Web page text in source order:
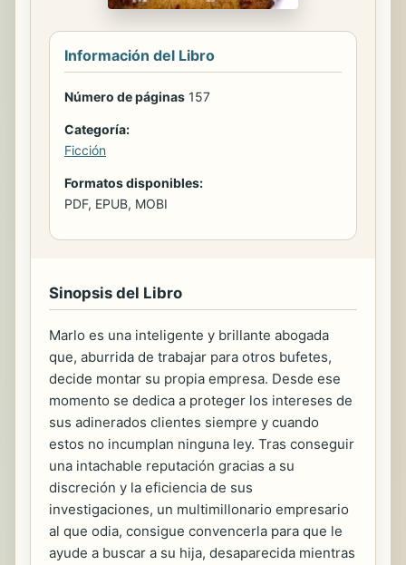
Información del Libro
Número de páginas 157
Categoría:
Ficción
Formatos disponibles:
PDF, EPUB, MOBI
Sinopsis del Libro
Marlo es una inteligente y brillante abogada
que, aburrida de trabajar para otros bufetes,
decide montar su propia empresa. Desde ese
momento se dedica a proteger los intereses de
sus adinerados clientes siempre y cuando
estos no incumplan ninguna ley. Tras conseguir
una intachable reputación gracias a su
discreción y la eficiencia de sus
investigaciones, un multimillonario empresario
al que odia, consigue convencerla para que le
ayude a buscar a su hija, desaparecida mientras